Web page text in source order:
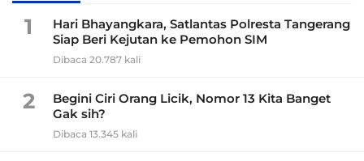
1
Hari Bhayangkara, Satlantas Polresta Tangerang
Siap Beri Kejutan ke Pemohon SIM
Dibaca 20.787 kali
2
Begini Ciri Orang Licik, Nomor 13 Kita Banget
Gak sih?
Dibaca 13.345 kali